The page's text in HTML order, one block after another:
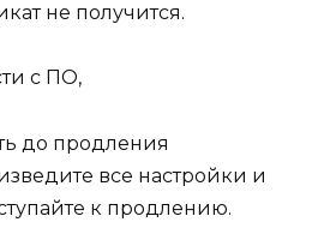
не получится.
с ПО,
до продления
все настройки и
к продлению.